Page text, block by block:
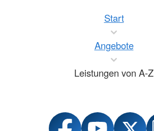
Start
Angebote
Leistungen von A-Z